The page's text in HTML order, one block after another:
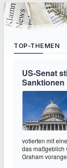
TOP-THEMEN
US-Senat
Sanktionen
votierten mit
das maßgeblich
Graham